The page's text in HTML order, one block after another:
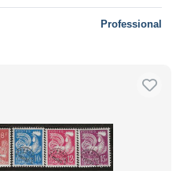
Professional